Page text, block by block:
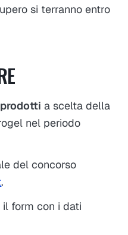
si terranno entro
a scelta della
nel periodo
del concorso
.
form con i dati